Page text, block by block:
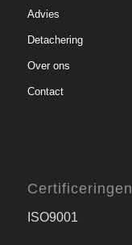
Advies
Detachering
Over ons
Contact
Certificeringen
ISO9001